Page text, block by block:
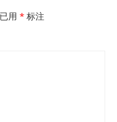
用 * 标注